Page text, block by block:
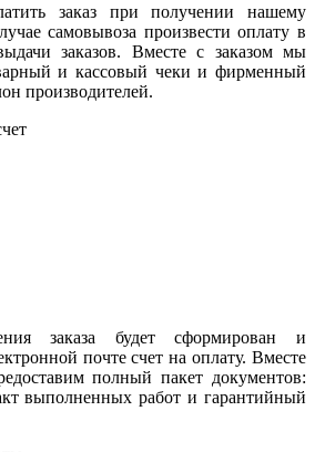
заказ при получении нашему
самовывоза произвести оплату в
заказов. Вместе с заказом мы
и кассовый чеки и фирменный
производителей.
заказа будет сформирован и
почте счет на оплату. Вместе
полный пакет документов:
выполненных работ и гарантийный